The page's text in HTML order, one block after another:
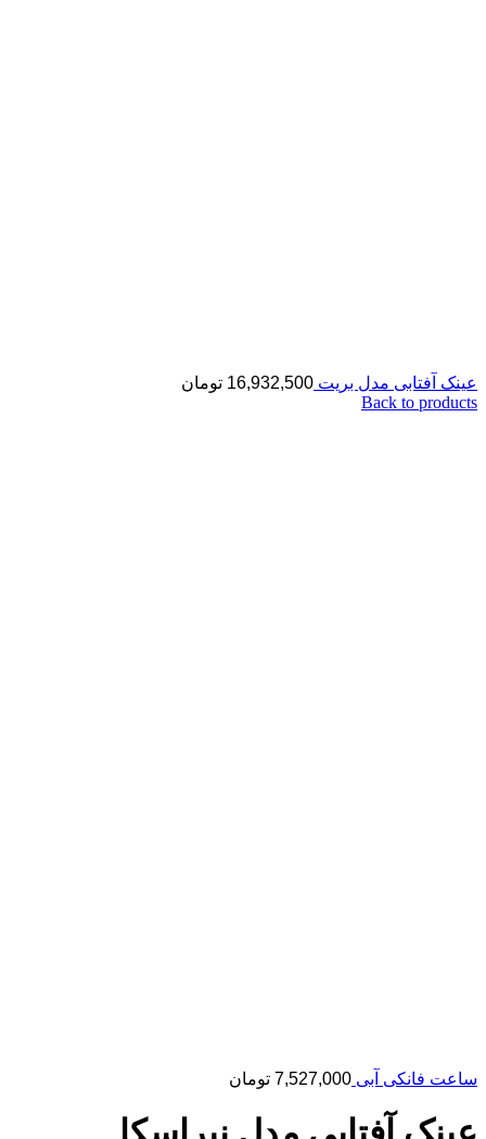
عینک آفتابی مدل بریت 16,932,500 تومان
Back to products
ساعت فانکی آبی 7,527,000 تومان